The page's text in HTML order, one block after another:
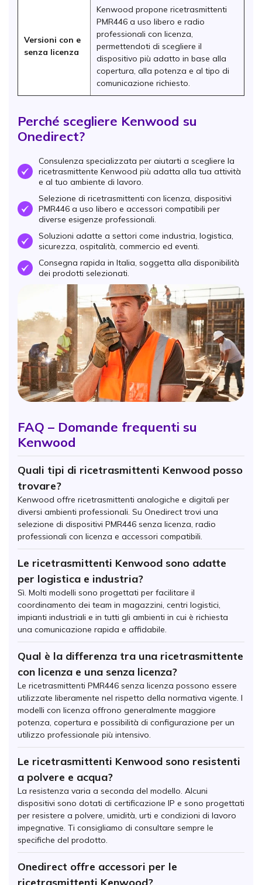
Versioni con e
senza licenza
Kenwood propone ricetrasmittenti
PMR446 a uso libero e radio
professionali con licenza,
permettendoti di scegliere il
dispositivo più adatto in base alla
copertura, alla potenza e al tipo di
comunicazione richiesto.
Perché scegliere Kenwood su
Onedirect?
OK
Consulenza specializzata per aiutarti a scegliere la
ricetrasmittente Kenwood più adatta alla tua attività
e al tuo ambiente di lavoro.
OK
Selezione di ricetrasmittenti con licenza, dispositivi
PMR446 a uso libero e accessori compatibili per
diverse esigenze professionali.
OKSoluzioni adatte a settori come industria, logistica,
sicurezza, ospitalità, commercio ed eventi.
OKConsegna rapida in Italia, soggetta alla disponibilità
dei prodotti selezionati.
FAQ – Domande frequenti su
Kenwood
Quali tipi di ricetrasmittenti Kenwood posso
trovare?
Kenwood offre ricetrasmittenti analogiche e digitali per
diversi ambienti professionali. Su Onedirect trovi una
selezione di dispositivi PMR446 senza licenza, radio
professionali con licenza e accessori compatibili.
Le ricetrasmittenti Kenwood sono adatte
per logistica e industria?
Sì. Molti modelli sono progettati per facilitare il
coordinamento dei team in magazzini, centri logistici,
impianti industriali e in tutti gli ambienti in cui è richiesta
una comunicazione rapida e affidabile.
Qual è la differenza tra una ricetrasmittente
con licenza e una senza licenza?
Le ricetrasmittenti PMR446 senza licenza possono essere
utilizzate liberamente nel rispetto della normativa vigente. I
modelli con licenza offrono generalmente maggiore
potenza, copertura e possibilità di configurazione per un
utilizzo professionale più intensivo.
Le ricetrasmittenti Kenwood sono resistenti
a polvere e acqua?
La resistenza varia a seconda del modello. Alcuni
dispositivi sono dotati di certificazione IP e sono progettati
per resistere a polvere, umidità, urti e condizioni di lavoro
impegnative. Ti consigliamo di consultare sempre le
specifiche del prodotto.
Onedirect offre accessori per le
ricetrasmittenti Kenwood?